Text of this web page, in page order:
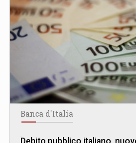
Banca d'Italia
Debito pubblico italiano,